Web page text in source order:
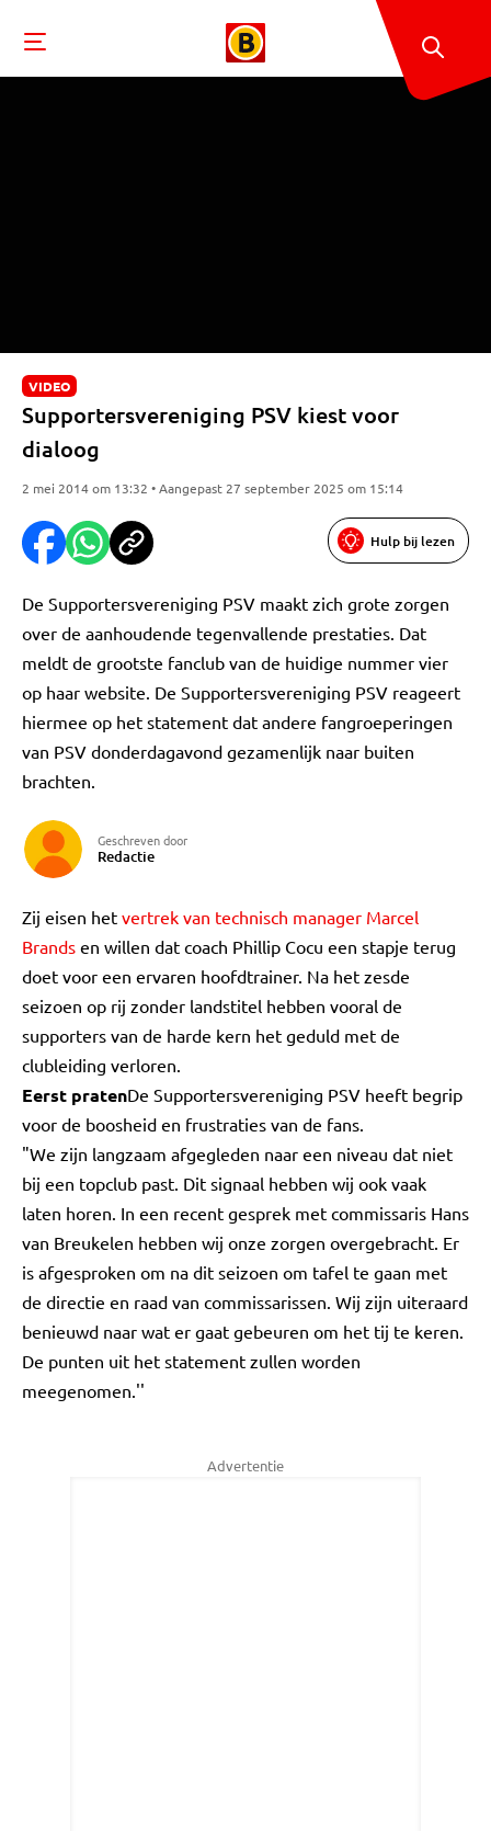
VIDEO
Supportersvereniging PSV kiest voor
dialoog
2 mei 2014 om 13:32 • Aangepast 27 september 2025 om 15:14
Hulp bij lezen
De Supportersvereniging PSV maakt zich grote zorgen
over de aanhoudende tegenvallende prestaties. Dat
meldt de grootste fanclub van de huidige nummer vier
op haar website. De Supportersvereniging PSV reageert
hiermee op het statement dat andere fangroeperingen
van PSV donderdagavond gezamenlijk naar buiten
brachten.
Geschreven door
Redactie
Zij eisen het vertrek van technisch manager Marcel
Brands en willen dat coach Phillip Cocu een stapje terug
doet voor een ervaren hoofdtrainer. Na het zesde
seizoen op rij zonder landstitel hebben vooral de
supporters van de harde kern het geduld met de
clubleiding verloren.
Eerst pratenDe Supportersvereniging PSV heeft begrip
voor de boosheid en frustraties van de fans.
"We zijn langzaam afgegleden naar een niveau dat niet
bij een topclub past. Dit signaal hebben wij ook vaak
laten horen. In een recent gesprek met commissaris Hans
van Breukelen hebben wij onze zorgen overgebracht. Er
is afgesproken om na dit seizoen om tafel te gaan met
de directie en raad van commissarissen. Wij zijn uiteraard
benieuwd naar wat er gaat gebeuren om het tij te keren.
De punten uit het statement zullen worden
meegenomen.''
Advertentie